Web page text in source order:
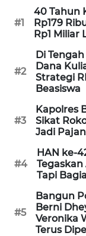
#1
40 Tahun
Rp179
Rp1 Miliar
#2
Di
Dana
Strategi
Beasiswa
#3
Kapolres
Sikat
Jadi
#4
HAN ke-
Tapi
#5
Bangun
Berni
Veronika
Terus
NEWS
SIBARAGAS
NEWS
METRO
SIANTAR
NEWS
METRO
MEDAN
NEWS
METRO
JAKARTA
NEWS